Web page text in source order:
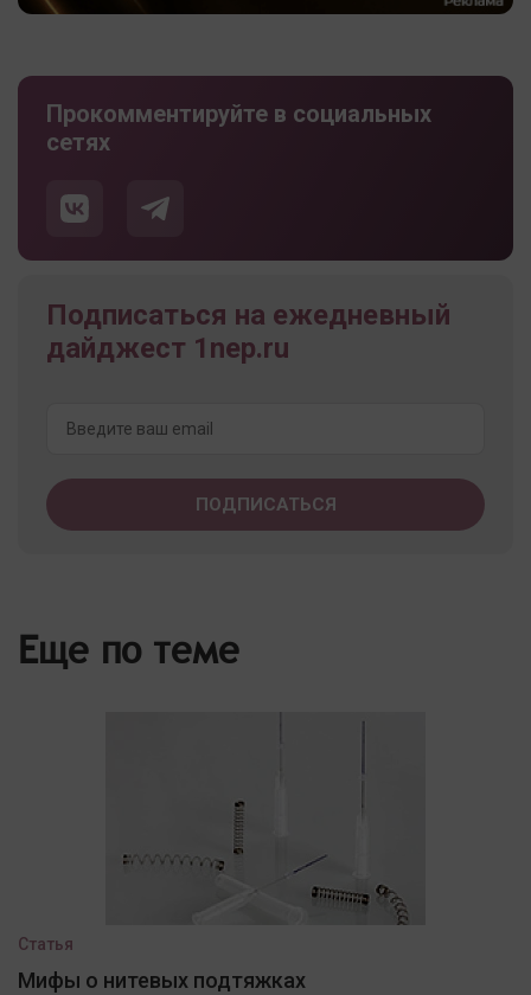
Прокомментируйте в социальных
сетях
Подписаться на ежедневный
дайджест 1nep.ru
Еще по теме
Статья
Мифы о нитевых подтяжках